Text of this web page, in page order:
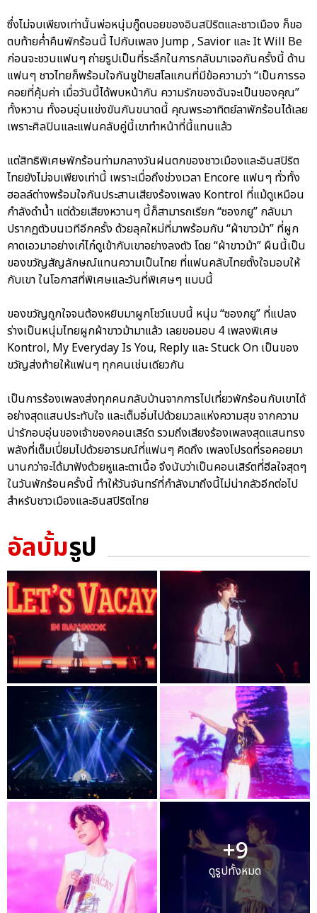
ซึ่งไม่จบเพียงเท่านั้นพ่อหนุ่มกู๊ดบอยของอินสปิริตและชาวเมือง ก็ขอ
ตบท้ายค่ำคืนพักร้อนนี้ ไปกับเพลง Jump , Savior และ It Will Be
ก่อนจะชวนแฟนๆ ถ่ายรูปเป็นที่ระลึกในการกลับมาเจอกันครั้งนี้ ด้าน
แฟนๆ ชาวไทยก็พร้อมใจกันชูป้ายสโลแกนที่มีข้อความว่า “เป็นการรอ
คอยที่คุ้มค่า เมื่อวันนี้ได้พบหน้ากัน ความรักของฉันจะเป็นของคุณ”
ทั้งหวาน ทั้งอบอุ่นแข่งขันกันขนาดนี้ คุณพระอาทิตย์ลาพักร้อนได้เลย
เพราะศิลปินและแฟนคลับคู่นี้เขาทำหน้าที่นี้แทนแล้ว
แต่สิทธิพิเศษพักร้อนท่ามกลางวันฝนตกของชาวเมืองและอินสปิริต
ไทยยังไม่จบเพียงเท่านี้ เพราะเมื่อถึงช่วงเวลา Encore แฟนๆ ทั่วทั้ง
ฮอลล์ต่างพร้อมใจกันประสานเสียงร้องเพลง Kontrol ที่แม้ดูเหมือน
กำลังดำน้ำ แต่ด้วยเสียงหวานๆ นี้ก็สามารถเรียก “ซองกยู” กลับมา
ปรากฏตัวบนเวทีอีกครั้ง ด้วยลุคใหม่ที่มาพร้อมกับ “ผ้าขาวม้า” ที่ผูก
คาดเอวมาอย่างเก๋ไก๋ดูเข้ากับเขาอย่างลงตัว โดย “ผ้าขาวม้า” ผืนนี้เป็น
ของขวัญสัญลักษณ์แทนความเป็นไทย ที่แฟนคลับไทยตั้งใจมอบให้
กับเขา ในโอกาสที่พิเศษและวันที่พิเศษๆ แบบนี้
ของขวัญถูกใจจนต้องหยิบมาผูกโชว์แบบนี้ หนุ่ม “ซองกยู” ที่แปลง
ร่างเป็นหนุ่มไทยผูกผ้าขาวม้ามาแล้ว เลยขอมอบ 4 เพลงพิเศษ
Kontrol, My Everyday Is You, Reply และ Stuck On เป็นของ
ขวัญส่งท้ายให้แฟนๆ ทุกคนเช่นเดียวกัน
เป็นการร้องเพลงส่งทุกคนกลับบ้านจากการไปเที่ยวพักร้อนกับเขาได้
อย่างสุดแสนประทับใจ และเต็มอิ่มไปด้วยมวลแห่งความสุข จากความ
น่ารักอบอุ่นของเจ้าของคอนเสิร์ต รวมถึงเสียงร้องเพลงสุดแสนทรง
พลังที่เต็มเปี่ยมไปด้วยอารมณ์ที่แฟนๆ คิดถึง เพลงโปรดที่รอคอยมา
นานกว่าจะได้มาฟังด้วยหูและตาเนื้อ จึงนับว่าเป็นคอนเสิร์ตที่ฮีลใจสุดๆ
ในวันพักร้อนครั้งนี้ ทำให้วันจันทร์ที่กำลังมาถึงนี้ไม่น่ากลัวอีกต่อไป
สำหรับชาวเมืองและอินสปิริตไทย
อัลบั้มรูป
+9
ดูรูปทั้งหมด